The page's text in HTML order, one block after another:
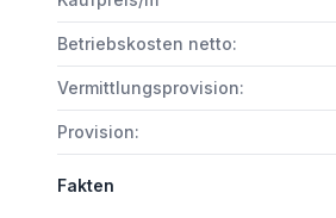
Betriebskosten netto:
Vermittlungsprovision:
Provision:
Fakten